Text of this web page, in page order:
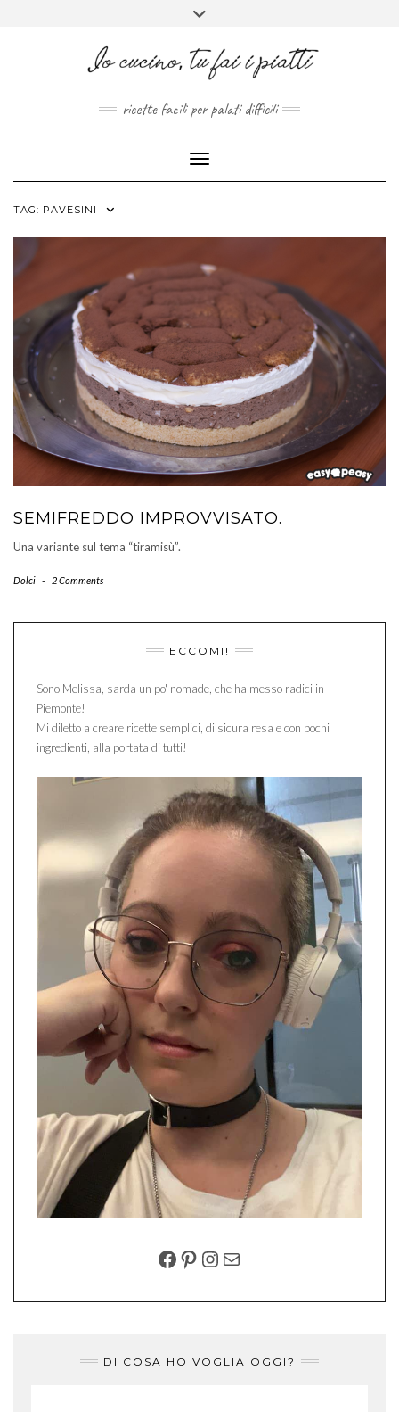
FACEBOOK
PINTEREST
INSTAGRAM
ricette facili per palati difficili
Toggle Navigation
TAG: PAVESINI
SEMIFREDDO IMPROVVISATO.
Una variante sul tema “tiramisù”.
Dolci - 2 Comments
ECCOMI!
Sono Melissa, sarda un po' nomade, che ha messo radici in
Piemonte!
Mi diletto a creare ricette semplici, di sicura resa e con pochi
ingredienti, alla portata di tutti!
FACEBOOK
PINTEREST
INSTAGRAM
EMAIL
DI COSA HO VOGLIA OGGI?